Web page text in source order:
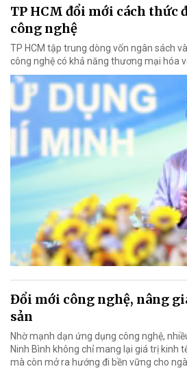
TP HCM đổi mới cách thức
công nghệ
TP HCM tập trung dòng vốn ngân sách
công nghệ có khả năng thương mại hóa
Đổi mới công nghệ, nâng
sản
Nhờ mạnh dạn ứng dụng công nghệ,
Ninh Bình không chỉ mang lại giá trị kinh
mà còn mở ra hướng đi bền vững cho